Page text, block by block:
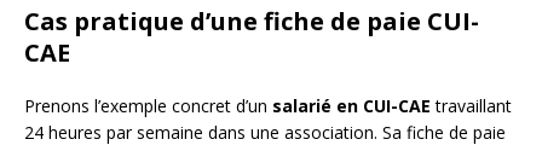
Cas pratique d’une fiche de paie CUI-
CAE
Prenons l’exemple concret d’un salarié en CUI-CAE travaillant
24 heures par semaine dans une association. Sa fiche de paie